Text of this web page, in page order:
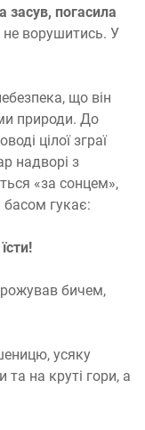
засув, погасила
не ворушитись. У
що він
природи. До
цілої зграї
надворі з
«за сонцем»,
басом гукає:
бичем,
усяку
на круті гори, а